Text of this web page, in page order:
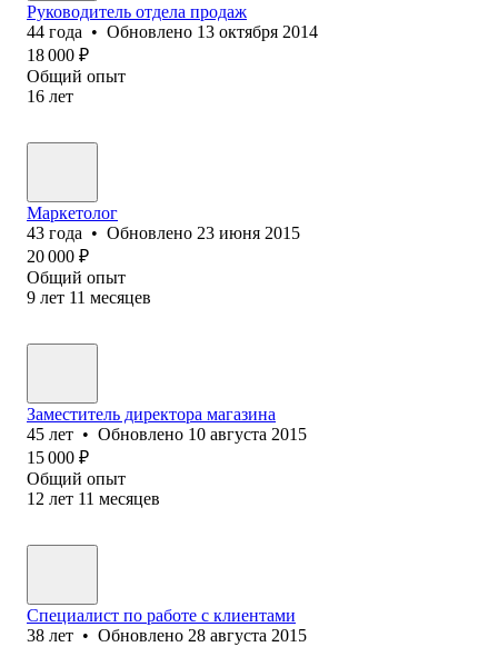
Руководитель отдела продаж
44 года • Обновлено 13 октября 2014
18 000 ₽
Общий опыт
16 лет
Маркетолог
43 года • Обновлено 23 июня 2015
20 000 ₽
Общий опыт
9 лет 11 месяцев
Заместитель директора магазина
45 лет • Обновлено 10 августа 2015
15 000 ₽
Общий опыт
12 лет 11 месяцев
Специалист по работе с клиентами
38 лет • Обновлено 28 августа 2015